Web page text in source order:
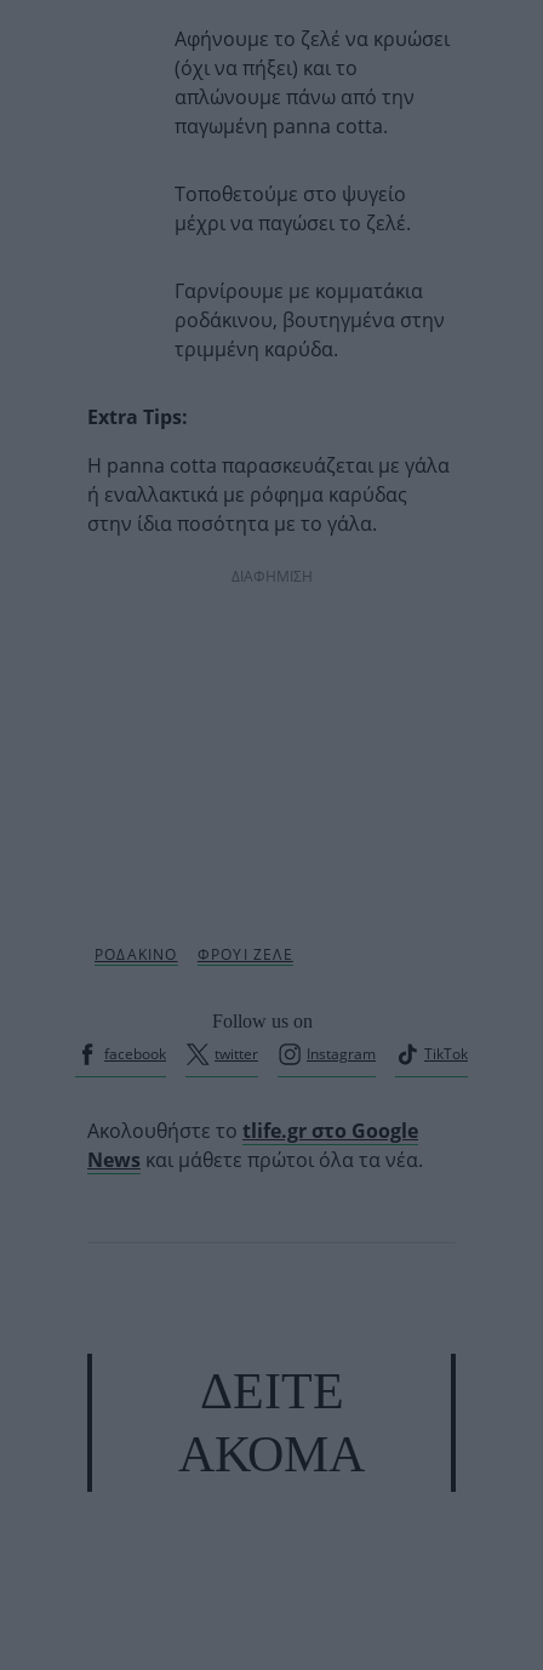
Αφήνουμε το ζελέ να κρυώσει
(όχι να πήξει) και το
απλώνουμε πάνω από την
παγωμένη panna cotta.
Τοποθετούμε στο ψυγείο
μέχρι να παγώσει το ζελέ.
Γαρνίρουμε με κομματάκια
ροδάκινου, βουτηγμένα στην
τριμμένη καρύδα.
Extra Tips:
Η panna cotta παρασκευάζεται με γάλα
ή εναλλακτικά με ρόφημα καρύδας
στην ίδια ποσότητα με το γάλα.
ΔΙΑΦΗΜΙΣΗ
Follow us on
facebook
twitter Instagram TikTok
Ακολουθήστε το tlife.gr στο Google
News και μάθετε πρώτοι όλα τα νέα.
ΔΕΙΤΕ
ΑΚΟΜΑ